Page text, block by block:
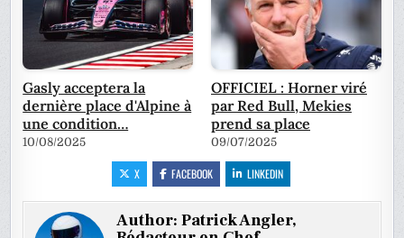
Gasly acceptera la
dernière place d'Alpine à
une condition…
10/08/2025
OFFICIEL : Horner viré
par Red Bull, Mekies
prend sa place
09/07/2025
X FACEBOOK LINKEDIN
Author:Patrick Angler,